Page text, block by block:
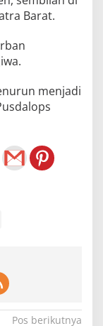
Barat.
menjadi
Pos berikutnya